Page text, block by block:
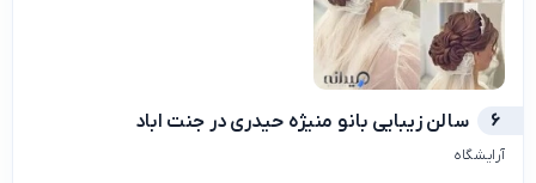
6 سالن زیبایی بانو منیژه حیدری در جنت اباد
آرایشگاه